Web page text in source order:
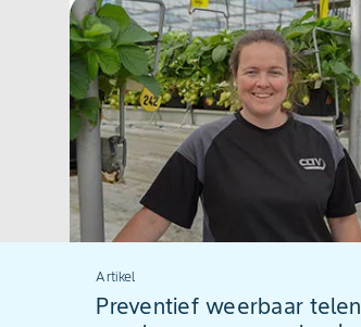
Artikel
Preventief weerbaar telen